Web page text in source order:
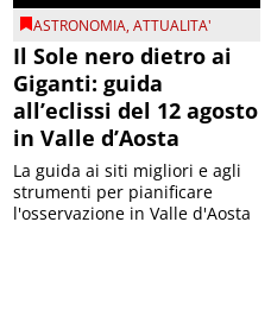
ASTRONOMIA,ATTUALITA'
Il Sole nero dietro ai
Giganti: guida
all’eclissi del 12 agosto
in Valle d’Aosta
La guida ai siti migliori e agli
strumenti per pianificare
l'osservazione in Valle d'Aosta